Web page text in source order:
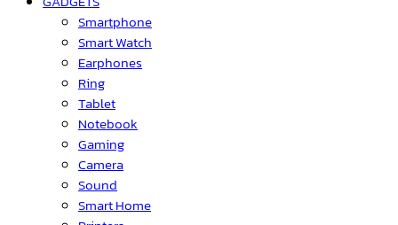
Smartphone
Smart Watch
Earphones
Ring
Tablet
Notebook
Gaming
Camera
Sound
Smart Home